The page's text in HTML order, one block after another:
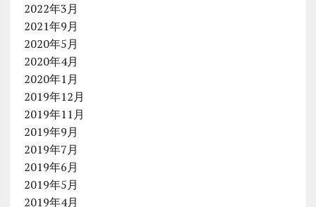
2022年3月
2021年9月
2020年5月
2020年4月
2020年1月
2019年12月
2019年11月
2019年9月
2019年7月
2019年6月
2019年5月
2019年4月